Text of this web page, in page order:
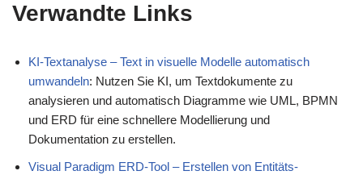
Verwandte Links
KI-Textanalyse – Text in visuelle Modelle automatisch
umwandeln: Nutzen Sie KI, um Textdokumente zu
analysieren und automatisch Diagramme wie UML, BPMN
und ERD für eine schnellere Modellierung und
Dokumentation zu erstellen.
Visual Paradigm ERD-Tool – Erstellen von Entitäts-